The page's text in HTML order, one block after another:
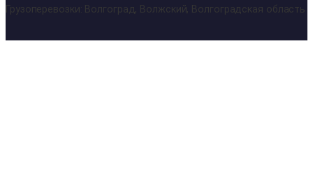
Грузоперевозки: Волгоград, Волжский, Волгоградская область